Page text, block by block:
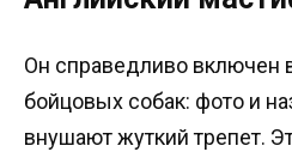
Он справедливо включен
бойцовых собак: фото и
внушают жуткий трепет.